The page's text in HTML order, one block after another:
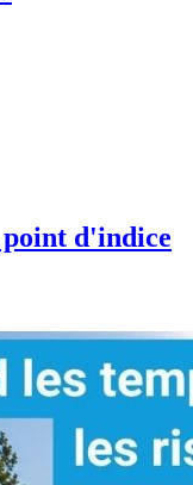
d'indice